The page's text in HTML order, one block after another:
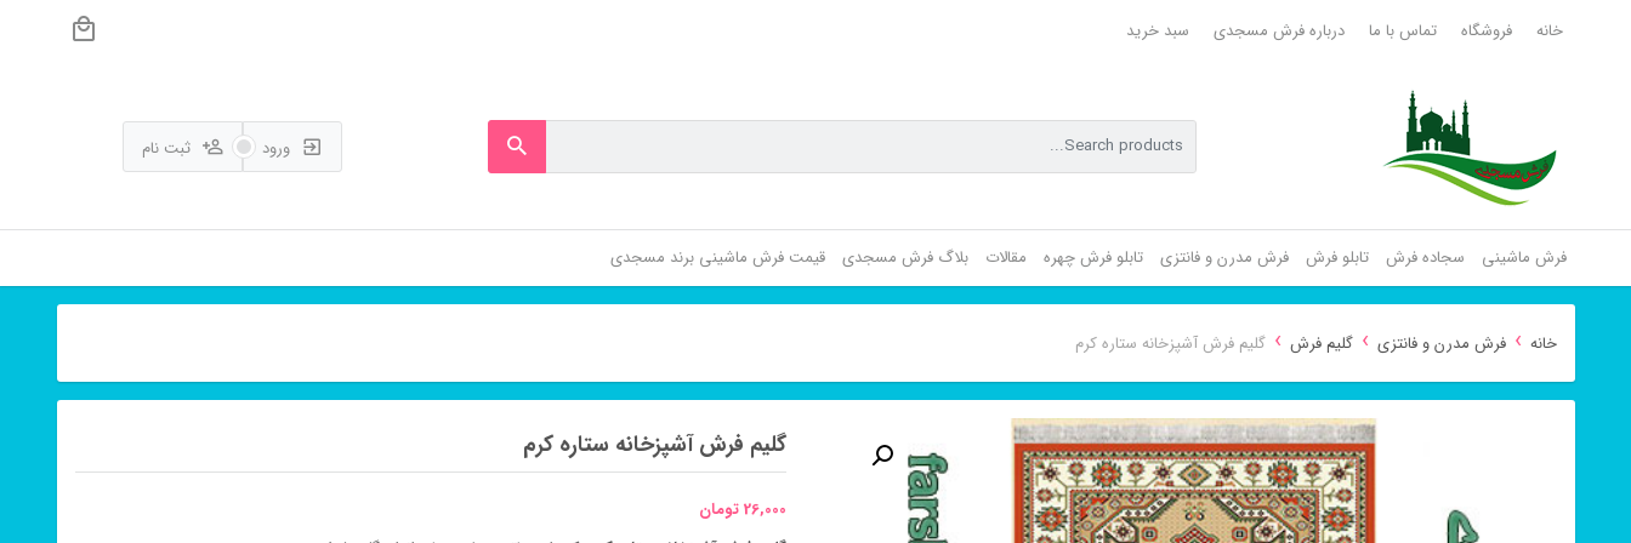
خانه فروشگاه تماس با ما درباره فرش مسجدی سبد خرید
ورود ثبت نام
فرش ماشینی سجاده فرش تابلو فرش فرش مدرن و فانتزی تابلو فرش چهره مقالات بلاگ فرش مسجدی قیمت فرش ماشینی برند مسجدی
خانه › فرش مدرن و فانتزی › گلیم فرش › گلیم فرش آشپزخانه ستاره کرم
گلیم فرش آشپزخانه ستاره کرم
26,000 تومان